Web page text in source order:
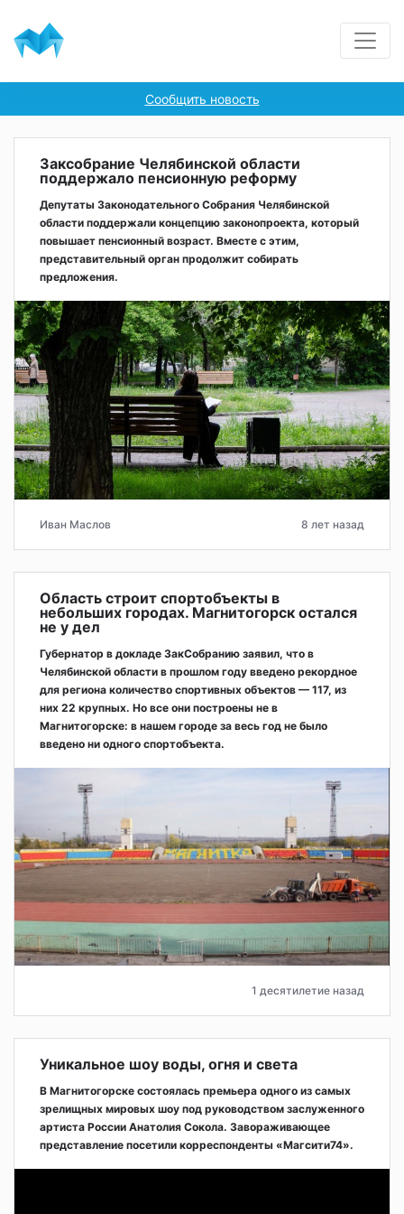
Сообщить новость
Заксобрание Челябинской области
поддержало пенсионную реформу
Депутаты Законодательного Собрания Челябинской
области поддержали концепцию законопроекта, который
повышает пенсионный возраст. Вместе с этим,
представительный орган продолжит собирать
предложения.
Иван Маслов 8 лет назад
Область строит спортобъекты в
небольших городах. Магнитогорск остался
не у дел
Губернатор в докладе ЗакСобранию заявил, что в
Челябинской области в прошлом году введено рекордное
для региона количество спортивных объектов — 117, из
них 22 крупных. Но все они построены не в
Магнитогорске: в нашем городе за весь год не было
введено ни одного спортобъекта.
1 десятилетие назад
Уникальное шоу воды, огня и света
В Магнитогорске состоялась премьера одного из самых
зрелищных мировых шоу под руководством заслуженного
артиста России Анатолия Сокола. Завораживающее
представление посетили корреспонденты «Магсити74».